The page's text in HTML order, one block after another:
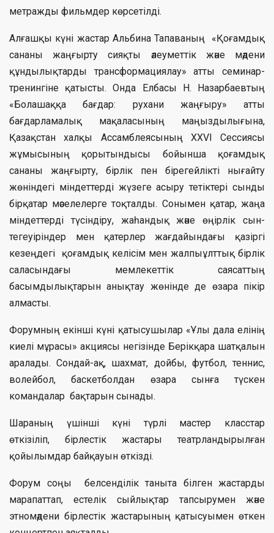
метражды фильмдер көрсетілді.
Алғашқы күні жастар Альбина Тапаваның «Қоғамдық
сананы жаңғырту сияқты әлеуметтік және мәдени
құндылықтарды трансформациялау» атты семинар-
тренингіне қатысты. Онда Елбасы Н. Назарбаевтың
«Болашаққа бағдар: рухани жаңғыру» атты
бағдарламалық мақаласының маңыздылығына,
Қазақстан халқы Ассамблеясының XXVI Сессиясы
жұмысының қорытындысы бойынша қоғамдық
сананы жаңғырту, бірлік пен бірегейлікті нығайту
жөніндегі міндеттерді жүзеге асыру тетіктері сынды
бірқатар мәселелерге тоқталды. Сонымен қатар, жаңа
міндеттерді түсіндіру, жаһандық және өңірлік сын-
тегеуіріндер мен қатерлер жағдайындағы қазіргі
кезеңдегі қоғамдық келісім мен жалпыұлттық бірлік
саласындағы мемлекеттік саясаттың
басымдылықтарын анықтау жөнінде де өзара пікір
алмасты.
Форумның екінші күні қатысушылар «Ұлы дала елінің
киелі мұрасы» акциясы негізінде Берікқара шатқалын
аралады. Сондай-ақ, шахмат, дойбы, футбол, теннис,
волейбол, баскетболдан өзара сынға түскен
командалар бақтарын сынады.
Шараның үшінші күні түрлі мастер класстар
өткізіліп, бірлестік жастары театрландырылған
қойылымдар байқауын өткізді.
Форум соңы белсенділік таныта білген жастарды
марапаттап, естелік сыйлықтар тапсырумен және
этномәдени бірлестік жастарының қатысуымен өткен